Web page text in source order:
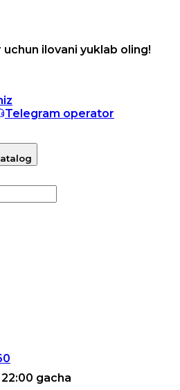
ilovani yuklab oling!
Telegram operator
gacha